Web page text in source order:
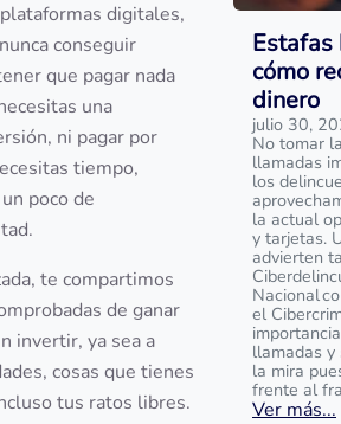
digitales,
conseguir
que pagar nada
una
ni pagar por
tiempo,
poco de
te compartimos
de ganar
invertir, ya sea a
cosas que tienes
tus ratos libres.
Estafas
cómo
dinero
julio 30,
No tomar
llamadas
los
la actual
y tarjetas.
advierten
Nacional
el
llamadas y
la mira
frente al
Ver más...